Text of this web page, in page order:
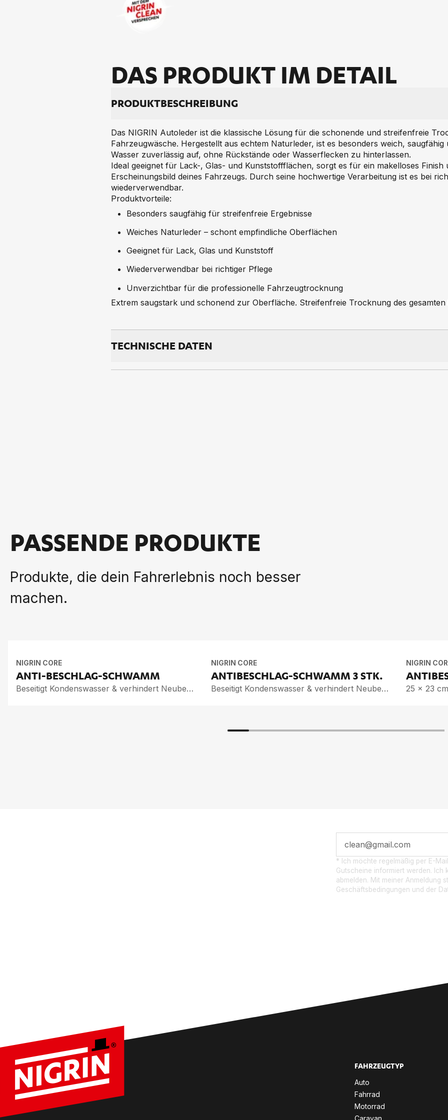
DAS PRO­DUKT IM DE­TAIL
PRO­DUKT­BE­SCHREI­BUNG
Das NIGRIN Autoleder ist die klassische Lösung für die schonende und streifenfreie
Fahrzeugwäsche. Hergestellt aus echtem Naturleder, ist es besonders weich, saugfähig
Wasser zuverlässig auf, ohne Rückstände oder Wasserflecken zu hinterlassen.
Ideal geeignet für Lack-, Glas- und Kunststoffflächen, sorgt es für ein makelloses Finish
Erscheinungsbild deines Fahrzeugs. Durch seine hochwertige Verarbeitung ist es bei
wiederverwendbar.
Produktvorteile:
Besonders saugfähig für streifenfreie Ergebnisse
Weiches Naturleder – schont empfindliche Oberflächen
Geeignet für Lack, Glas und Kunststoff
Wiederverwendbar bei richtiger Pflege
Unverzichtbar für die professionelle Fahrzeugtrocknung
Extrem saugstark und schonend zur Oberfläche. Streifenfreie Trocknung des gesamten
TECH­NI­SCHE DA­TEN
PASSENDE PRODUKTE
Produkte, die dein Fahrerlebnis noch besser
machen.
NIGRIN CORE
ANTI-BE­SCHLAG-SCHWAMM
Beseitigt Kondenswasser & verhindert Neubeschlag
NIGRIN CORE
AN­TI­BE­SCHLAG-SCHWAMM 3 STK.
Beseitigt Kondenswasser & verhindert Neubeschlag
NIGRIN
25 x 23 cm
* Ich möchte regelmäßig per E-
Gutscheine informiert werden. Ich
abmelden. Mit meiner Anmeldung
Geschäftsbedingungen und der
FAHR­ZEUG­TYP
Auto
Fahr­rad
Mo­tor­rad
Ca­ra­van